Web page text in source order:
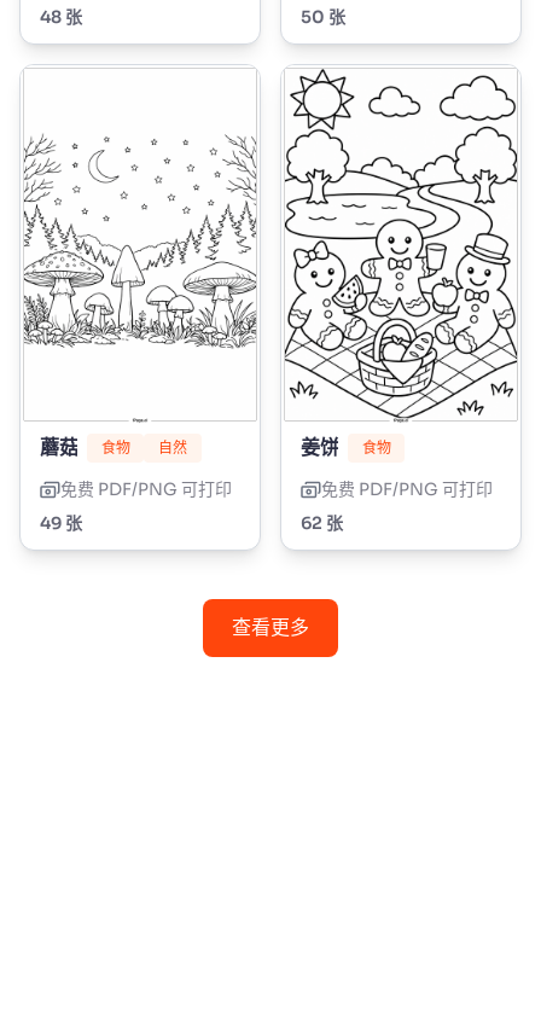
48 张
50 张
蘑菇 食物 自然
免费 PDF/PNG 可打印
49 张
姜饼 食物
免费 PDF/PNG 可打印
62 张
查看更多